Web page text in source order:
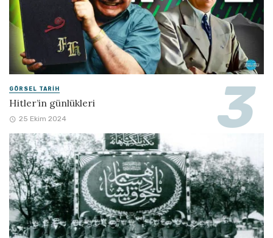
GÖRSEL TARIH
Hitler’in günlükleri
25 Ekim 2024